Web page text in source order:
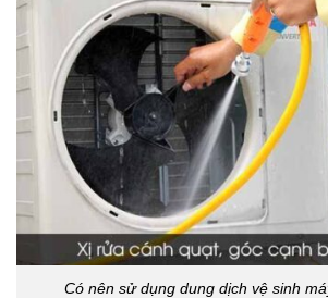
Có nên sử dụng dung dịch vệ sinh